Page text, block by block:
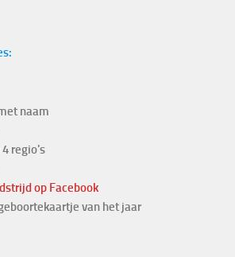
naam
regio's
op Facebook
van het jaar